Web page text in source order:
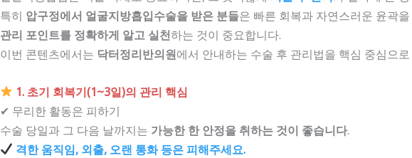
특히 압구정에서 얼굴지방흡입수술을 받은 분들은 빠른 회복과 자연스러운 윤곽
관리 포인트를 정확하게 알고 실천하는 것이 중요합니다.
이번 콘텐츠에서는 닥터정리반의원에서 안내하는 수술 후 관리법을 핵심 중심으
1. 초기 회복기(1~3일)의 관리 핵심
✔ 무리한 활동은 피하기
수술 당일과 그 다음 날까지는 가능한 한 안정을 취하는 것이 좋습니다.
격한 움직임, 외출, 오랜 통화 등은 피해주세요.